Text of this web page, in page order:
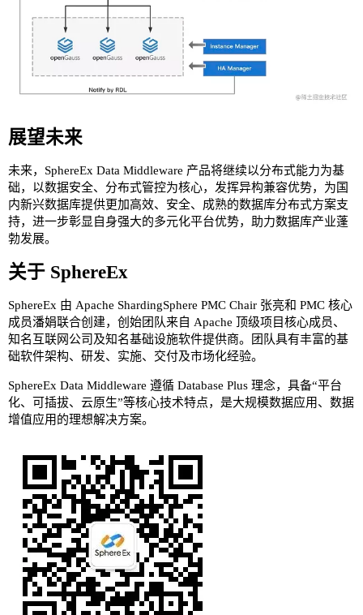
展望未来
未来，SphereEx Data Middleware 产品将继续以分布式能力为基
础，以数据安全、分布式管控为核心，发挥异构兼容优势，为国
内新兴数据库提供更加高效、安全、成熟的数据库分布式方案支
持，进一步彰显自身强大的多元化平台优势，助力数据库产业蓬
勃发展。
关于 SphereEx
SphereEx 由 Apache ShardingSphere PMC Chair 张亮和 PMC 核心
成员潘娟联合创建，创始团队来自 Apache 顶级项目核心成员、
知名互联网公司及知名基础设施软件提供商。团队具有丰富的基
础软件架构、研发、实施、交付及市场化经验。
SphereEx Data Middleware 遵循 Database Plus 理念，具备“平台
化、可插拔、云原生”等核心技术特点，是大规模数据应用、数据
增值应用的理想解决方案。